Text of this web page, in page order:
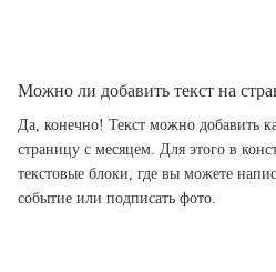
Можно ли добавить текст на
Да, конечно! Текст можно добавить
страницу с месяцем. Для этого в
текстовые блоки, где вы можете
событие или подписать фото.